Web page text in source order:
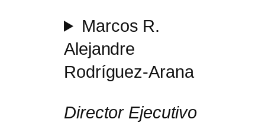
Marcos R.
Alejandre
Rodríguez-Arana
Director Ejecutivo